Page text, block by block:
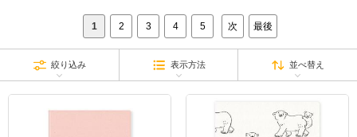
1 2 3 4 5 次 最後
絞り込み 表示方法 並べ替え